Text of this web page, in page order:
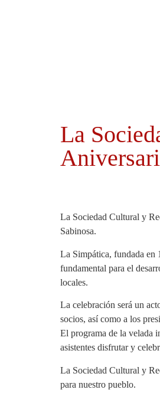
La
La Sociedad Cultural y
Sabinosa.
La Simpática, fundada en
fundamental para el
locales.
La celebración será un
socios, así como a los
El programa de la velada
asistentes disfrutar y
La Sociedad Cultural y
para nuestro pueblo.